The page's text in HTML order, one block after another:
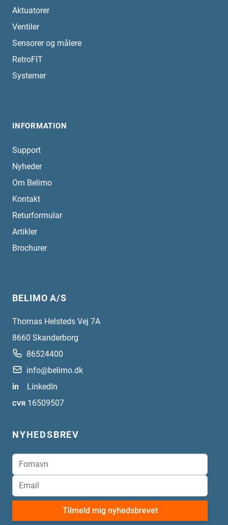
Aktuatorer
Ventiler
Sensorer og målere
RetroFIT
Systemer
INFORMATION
Support
Nyheder
Om Belimo
Kontakt
Returformular
Artikler
Brochurer
BELIMO A/S
Thomas Helsteds Vej 7A
8660 Skanderborg
86524400
info@belimo.dk
in
LinkedIn
CVR 16509507
NYHEDSBREV
Tilmeld mig nyhedsbrevet